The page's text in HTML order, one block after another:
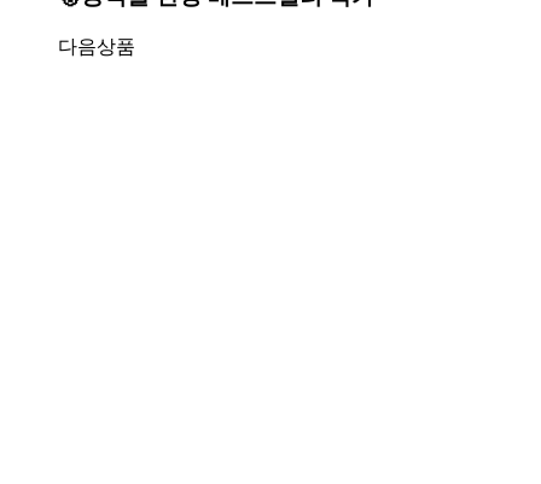
다음상품